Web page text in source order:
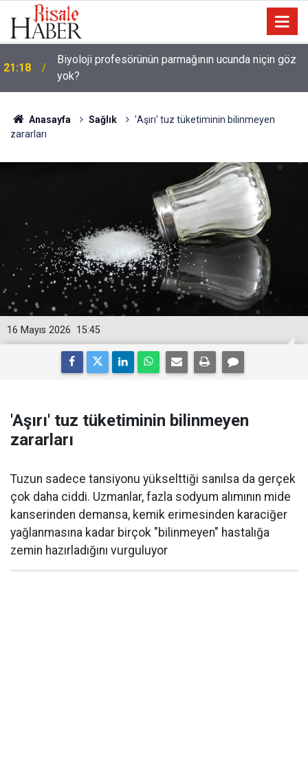
21:18
Biyoloji profesörünün parmağının ucunda niçin göz
yok?
Anasayfa Sağlık
'Aşırı' tuz tüketiminin bilinmeyen
zararları
15:45
16 Mayıs 2026
'Aşırı' tuz tüketiminin bilinmeyen
zararları
Tuzun sadece tansiyonu yükselttiği sanılsa da gerçek
çok daha ciddi. Uzmanlar, fazla sodyum alımının mide
kanserinden demansa, kemik erimesinden karaciğer
yağlanmasına kadar birçok "bilinmeyen" hastalığa
zemin hazırladığını vurguluyor